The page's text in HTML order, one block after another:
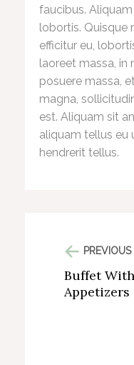
faucibus.
lobortis. Quisque
efficitur eu,
laoreet massa, in
posuere massa,
magna,
est. Aliquam sit
aliquam tellus eu
hendrerit tellus.
Buffet
Appetizers